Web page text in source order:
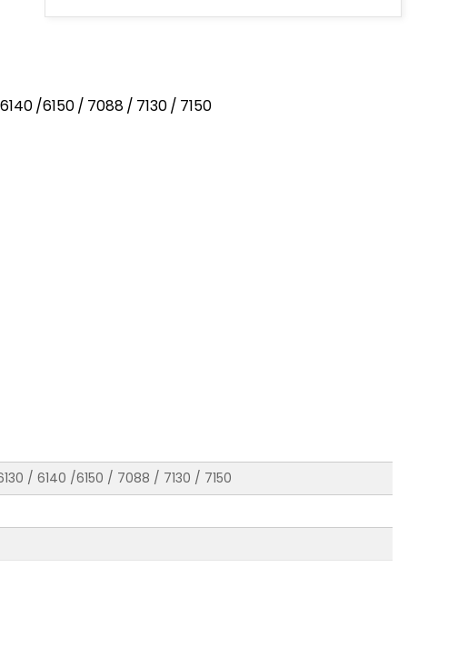
/6150 / 7088 / 7130 / 7150
/ 6140 /6150 / 7088 / 7130 / 7150